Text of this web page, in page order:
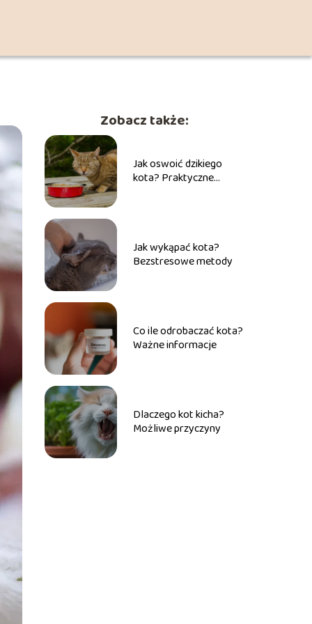
Zobacz także:
Jak oswoić dzikiego
kota? Praktyczne
Jak wykąpać kota?
Bezstresowe metody
Co ile odrobaczać kota?
Ważne informacje
Dlaczego kot kicha?
Możliwe przyczyny